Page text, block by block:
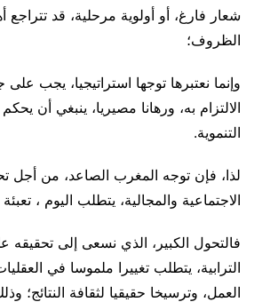
شعار فارغ، أو أولوية مرحلية، قد
الظروف؛
وإنما نعتبرها توجها استراتيجيا، يجب على
الالتزام به، ورهانا مصيريا، ينبغي أن
التنموية.
لذا، فإن توجه المغرب الصاعد، من أجل
الاجتماعية والمجالية، يتطلب اليوم ،
فالتحول الكبير، الذي نسعى إلى تحقيقه
الترابية، يتطلب تغييرا ملموسا في
العمل، وترسيخا حقيقيا لثقافة النتائج؛